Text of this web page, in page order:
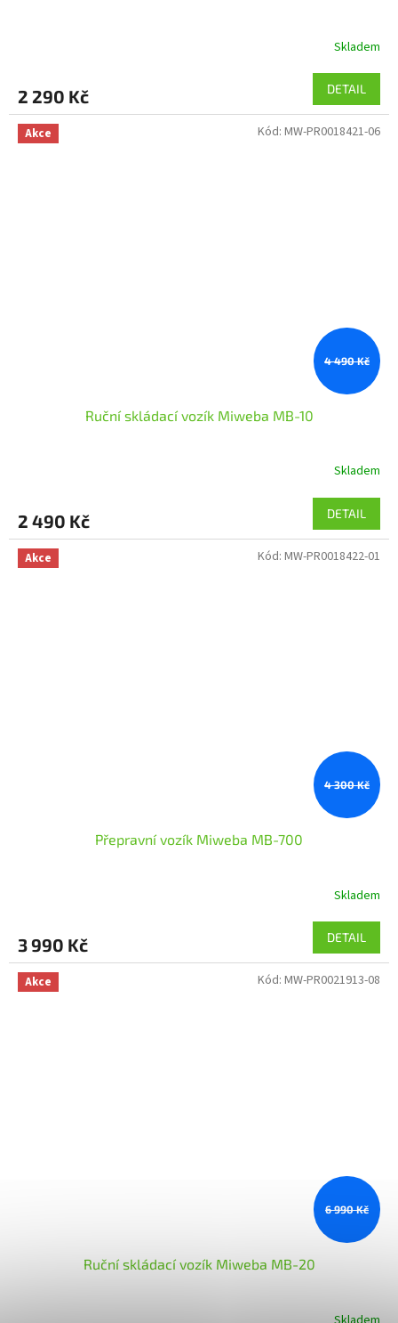
Skladem
2 290 Kč DETAIL
Akce
4 490 Kč
Ruční skládací vozík Miweba MB-10
Skladem
2 490 Kč DETAIL
Kód: MW-PR0018421-06
Akce
4 300 Kč
Přepravní vozík Miweba MB-700
je
4,0
Skladem
3 990 Kč DETAIL
Kód: MW-PR0018422-01
Akce
6 990 Kč
Ruční skládací vozík Miweba MB-20
Kód: MW-PR0021913-08